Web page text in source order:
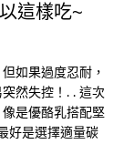
這樣吃~
如果過度忍耐，
然失控！. . 這次
是優酪乳搭配堅
好是選擇適量碳